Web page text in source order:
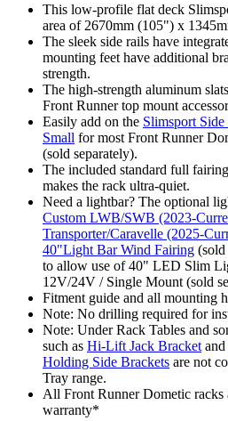
This low-profile flat deck
area of 2670mm (105") x
The sleek side rails have
mounting feet have additional
strength.
The high-strength aluminum
Front Runner top mount
Easily add on the Slimsport
Small for most Front Runner
(sold separately).
The included standard full
makes the rack ultra-quiet.
Need a lightbar? The optional
Custom LWB/SWB (2023-
Transporter/Caravelle (2025-
40"Light Bar Wind Fairing (sold
to allow use of 40" LED Slim
12V/24V / Single Mount (sold
Fitment guide and all mounting
Note: No drilling required for
Note: Under Rack Tables and
such as Hi-Lift Jack Bracket and
Holding Side Brackets are not
Tray range.
All Front Runner Dometic racks
warranty*